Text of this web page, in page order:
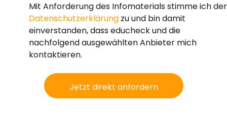
Mit Anforderung des Infomaterials stimme ich der
Datenschutzerklärung zu und bin damit
einverstanden, dass educheck und die
nachfolgend ausgewählten Anbieter mich
kontaktieren.
Jetzt direkt anfordern